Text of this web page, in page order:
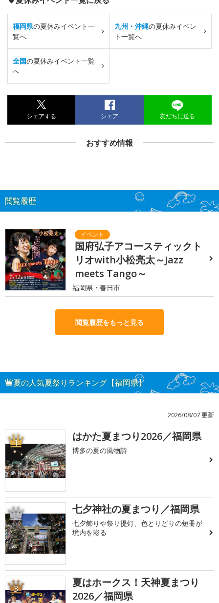
福岡県の夏休みイベント一
覧へ
九州・沖縄の夏休みイベン
ト一覧へ
全国の夏休みイベント一覧
へ
シェアする シェア 友だちに送る
おすすめ情報
閲覧履歴
国府弘子アコースティックト
リオwith小松亮太～Jazz
meets Tango～
福岡県・春日市
閲覧履歴をもっと見る
夏の人気夏祭りランキング【福岡県】
2026/08/07 更新
1 はかた夏まつり2026／福岡県
博多の夏の風物詩
2 七夕神社の夏まつり／福岡県
七夕飾りや祭り提灯、色とりどりの短冊が
境内を彩る
3
夏はホークス！天神夏まつり
2026／福岡県